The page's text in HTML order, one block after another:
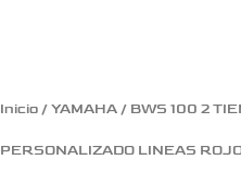
Inicio / YAMAHA / BWS 100 2
PERSONALIZADO LINEAS